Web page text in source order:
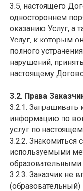
3.5, настоящего
одностороннем
оказанию Услуг, а
Услуг, к которым
полного
нарушений,
настоящему
3.2. Права
3.2.1. Запрашивать
информацию по
услуг по
3.2.2.
используемыми
образовательными
3.2.3. Заказчик не
(образовательный)